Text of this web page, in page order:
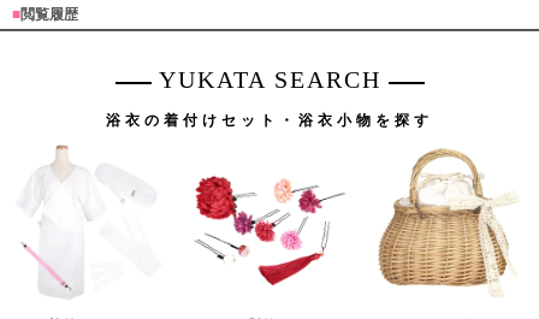
■閲覧履歴
YUKATA SEARCH
浴衣の着付けセット・浴衣小物を探す